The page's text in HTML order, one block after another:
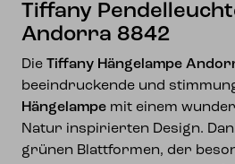
Tiffany
Andorra 8842
Die Tiffany Hängelampe
beeindruckende und
Hängelampe mit einem
Natur inspirierten Design.
grünen Blattformen, der